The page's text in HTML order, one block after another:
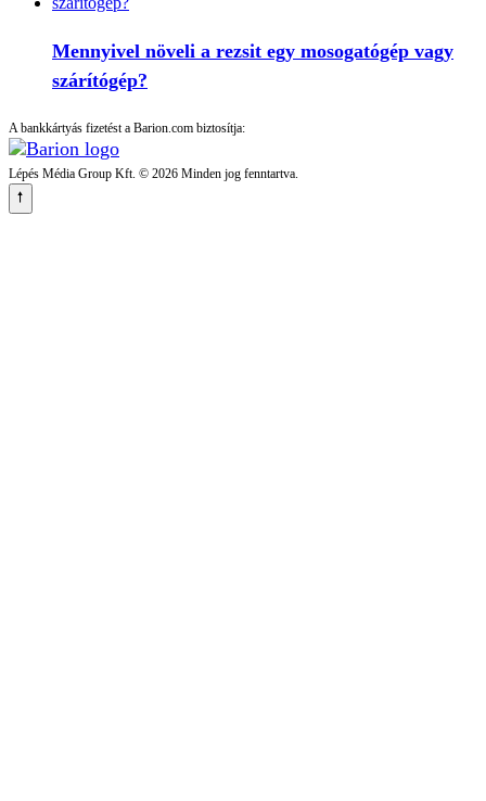
Mennyivel növeli a rezsit egy mosogatógép vagy
szárítógép?
A bankkártyás fizetést a Barion.com biztosítja:
Lépés Média Group Kft. © 2026 Minden jog fenntartva.
🠕